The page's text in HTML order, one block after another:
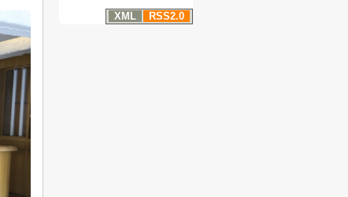
XML
RSS2.0